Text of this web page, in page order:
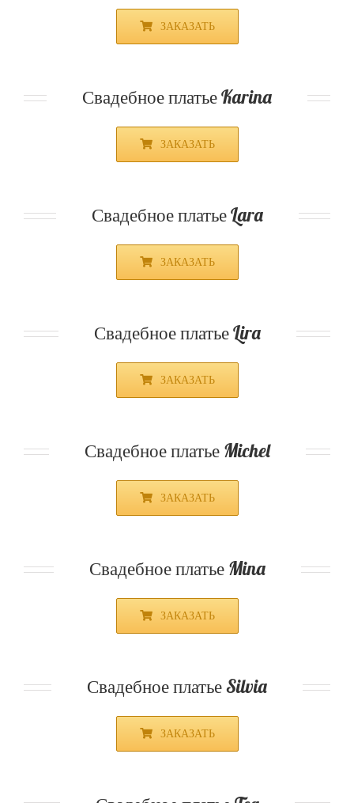
ЗАКАЗАТЬ
Свадебное платье Karina
ЗАКАЗАТЬ
Свадебное платье Lara
ЗАКАЗАТЬ
Свадебное платье Lira
ЗАКАЗАТЬ
Свадебное платье Michel
ЗАКАЗАТЬ
Свадебное платье Mina
ЗАКАЗАТЬ
Свадебное платье Silvia
ЗАКАЗАТЬ